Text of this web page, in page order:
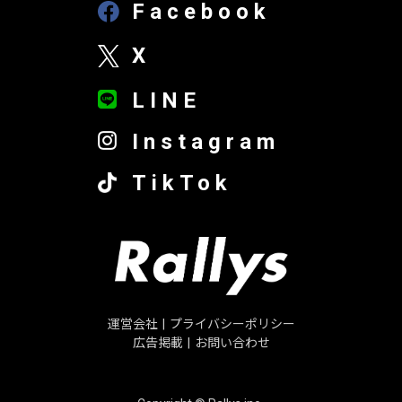
Facebook
X
LINE
Instagram
TikTok
運営会社
プライバシーポリシー
広告掲載
お問い合わせ